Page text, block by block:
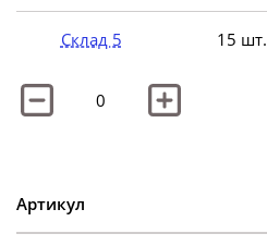
Склад 5 15 шт.
Артикул